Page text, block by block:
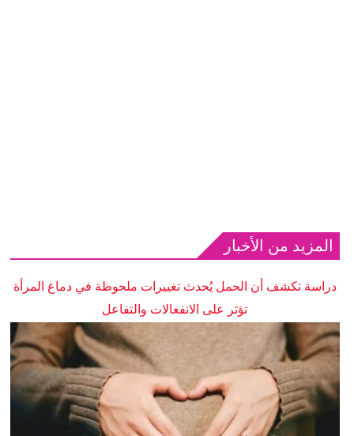
المزيد من الأخبار
دراسة تكشف أن الحمل يُحدث تغييرات ملحوظة في دماغ المرأة
تؤثر على الانفعالات والتفاعل